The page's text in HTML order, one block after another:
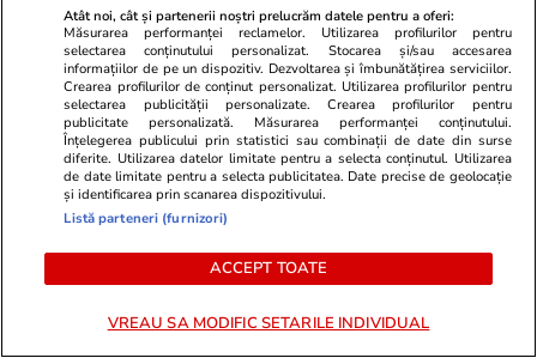
tine în concediu
Lifestyle 08 iul.
De ce gheața plutește pe apă
Atât noi, cât și partenerii noștri prelucrăm datele pentru a oferi:
Măsurarea performanței reclamelor. Utilizarea profilurilor pentru
selectarea conținutului personalizat. Stocarea și/sau accesarea
informațiilor de pe un dispozitiv. Dezvoltarea și îmbunătățirea serviciilor.
Crearea profilurilor de conținut personalizat. Utilizarea profilurilor pentru
selectarea publicității personalizate. Crearea profilurilor pentru
publicitate personalizată. Măsurarea performanței conținutului.
Înțelegerea publicului prin statistici sau combinații de date din surse
diferite. Utilizarea datelor limitate pentru a selecta conținutul. Utilizarea
de date limitate pentru a selecta publicitatea. Date precise de geolocație
și identificarea prin scanarea dispozitivului.
Listă parteneri (furnizori)
ACCEPT TOATE
VREAU SA MODIFIC SETARILE INDIVIDUAL